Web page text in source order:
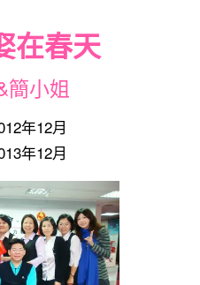
在春天
簡小姐
年12月
年12月